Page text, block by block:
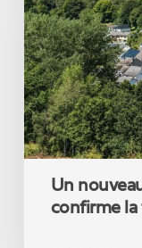
qui
confirme
la
force
de
notre
coopération
Un
confirme